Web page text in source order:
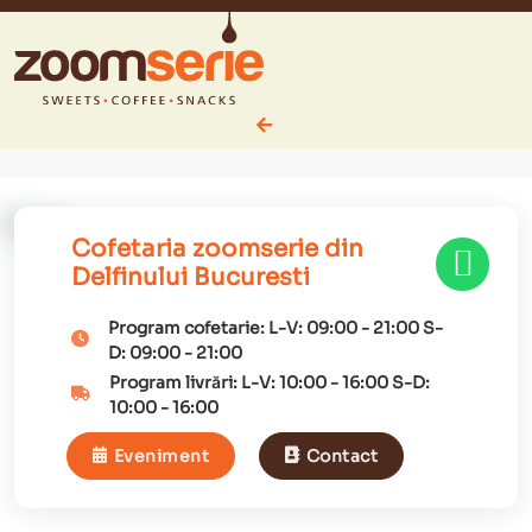
Cofetaria zoomserie din
Delfinului Bucuresti
Program cofetarie: L-V: 09:00- 21:00 S-
D: 09:00- 21:00
Program livrări: L-V:10:00-16:00 S-D:
10:00-16:00
Eveniment Contact